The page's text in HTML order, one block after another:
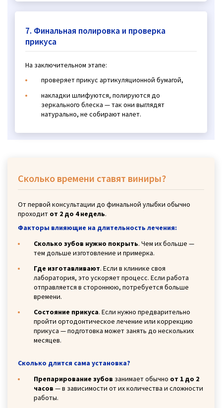
7. Финальная полировка и проверка
прикуса
На заключительном этапе:
проверяет прикус артикуляционной бумагой,
накладки шлифуются, полируются до
зеркального блеска — так они выглядят
натурально, не собирают налет.
Сколько времени ставят виниры?
От первой консультации до финальной улыбки обычно
проходит от 2 до 4 недель.
Факторы влияющие на длительность лечения:
Сколько зубов нужно покрыть. Чем их больше —
тем дольше изготовление и примерка.
Где изготавливают. Если в клинике своя
лаборатория, это ускоряет процесс. Если работа
отправляется в стороннюю, потребуется больше
времени.
Состояние прикуса. Если нужно предварительно
пройти ортодонтическое лечение или коррекцию
прикуса — подготовка может занять до нескольких
месяцев.
Сколько длится сама установка?
Препарирование зубов занимает обычно от 1 до 2
часов — в зависимости от их количества и сложности
работы.